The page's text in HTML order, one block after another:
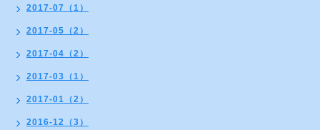
2017-07（1）
2017-05（2）
2017-04（2）
2017-03（1）
2017-01（2）
2016-12（3）